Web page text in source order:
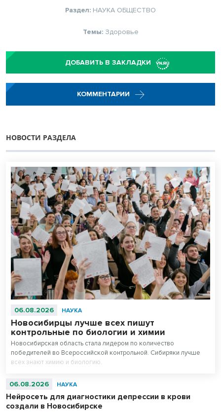
Раздел: НАУКА ОБЩЕСТВО
Темы: Здоровье
ДОБАВИТЬ В ЗАКЛАДКИ
КОММЕНТАРИИ
НОВОСТИ РАЗДЕЛА
06.08.2026 НАУКА
Новосибирцы лучше всех пишут
контрольные по биологии и химии
Новосибирская область стала лидером по количество
победителей во Всероссийской контрольной. Сибиряки лучше
всех знают химию и биологию.
06.08.2026 НАУКА
Нейросеть для диагностики депрессии в крови
создали в Новосибирске